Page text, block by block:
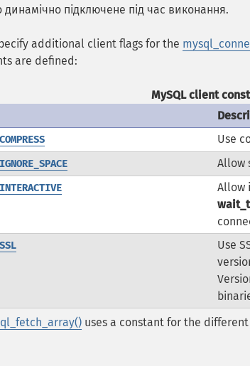
динамічно підключене під час виконання.
additional client flags for the
are defined:
MySQL client
Use
Allow
Allow
Use
uses a constant for the